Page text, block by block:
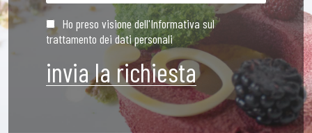
Ho preso visione dell'Informativa sul
trattamento dei dati personali